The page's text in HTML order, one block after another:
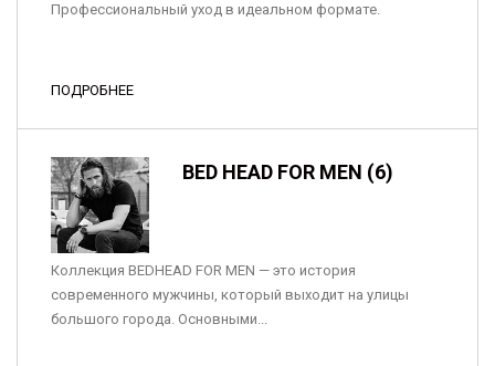
Профессиональный уход в идеальном формате.
ПОДРОБНЕЕ
BED HEAD FOR MEN (6)
Коллекция BEDHEAD FOR MEN — это история
современного мужчины, который выходит на улицы
большого города. Основными...